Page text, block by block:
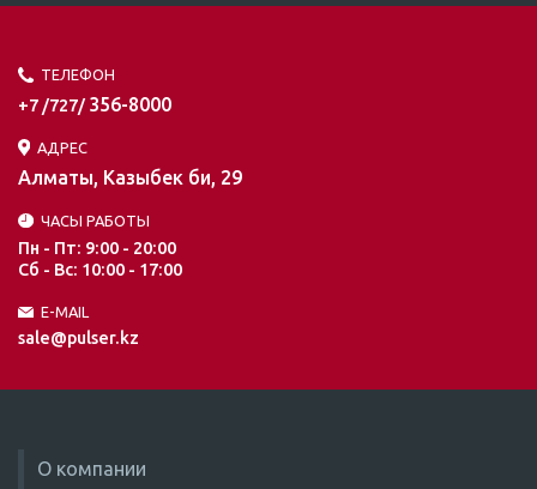
ТЕЛЕФОН
+7 /727/ 356-8000
АДРЕС
Алматы, Казыбек би, 29
ЧАСЫ РАБОТЫ
Пн - Пт: 9:00 - 20:00
Сб - Вс: 10:00 - 17:00
E-MAIL
sale@pulser.kz
О компании